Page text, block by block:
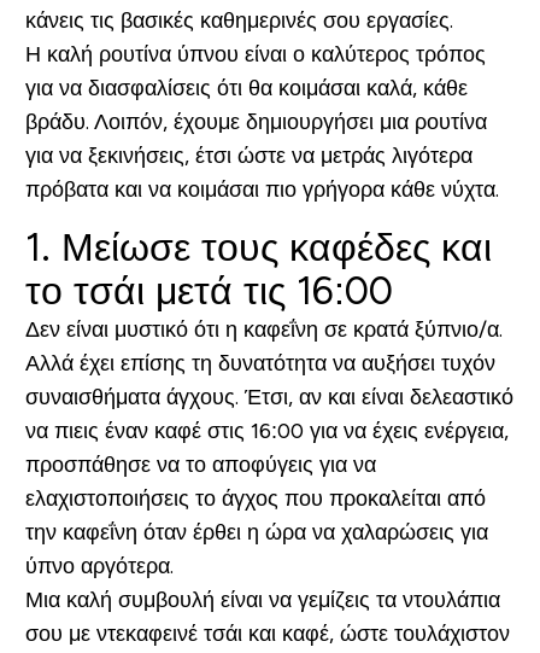
κάνεις τις βασικές καθημερινές σου εργασίες.
Η καλή ρουτίνα ύπνου είναι ο καλύτερος τρόπος
για να διασφαλίσεις ότι θα κοιμάσαι καλά, κάθε
βράδυ. Λοιπόν, έχουμε δημιουργήσει μια ρουτίνα
για να ξεκινήσεις, έτσι ώστε να μετράς λιγότερα
πρόβατα και να κοιμάσαι πιο γρήγορα κάθε νύχτα.
1. Μείωσε τους καφέδες και
το τσάι μετά τις 16:00
Δεν είναι μυστικό ότι η καφεΐνη σε κρατά ξύπνιο/α.
Αλλά έχει επίσης τη δυνατότητα να αυξήσει τυχόν
συναισθήματα άγχους. Έτσι, αν και είναι δελεαστικό
να πιεις έναν καφέ στις 16:00 για να έχεις ενέργεια,
προσπάθησε να το αποφύγεις για να
ελαχιστοποιήσεις το άγχος που προκαλείται από
την καφεΐνη όταν έρθει η ώρα να χαλαρώσεις για
ύπνο αργότερα.
Μια καλή συμβουλή είναι να γεμίζεις τα ντουλάπια
σου με ντεκαφεινέ τσάι και καφέ, ώστε τουλάχιστον